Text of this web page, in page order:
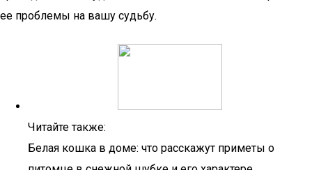
ее проблемы на вашу судьбу.
Читайте также:
Белая кошка в доме: что расскажут приметы о